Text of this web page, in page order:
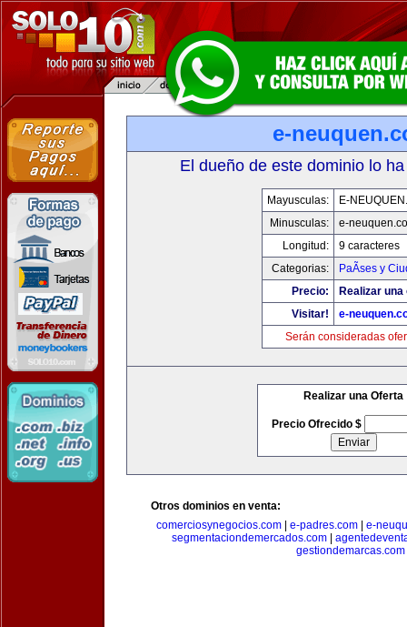
e-
El dueño de este dominio lo
Mayusculas:
E-
Minusculas:
e-
Longitud:
9 caracteres
Categorias:
PaÃ­ses y
Precio:
Realizar
Visitar!
e-
Serán consideradas
Realizar una Oferta
Precio Ofrecido $
Otros dominios en venta:
comerciosynegocios.com| e-padres.com| e-
segmentaciondemercados.com
gestiondemarcas.com